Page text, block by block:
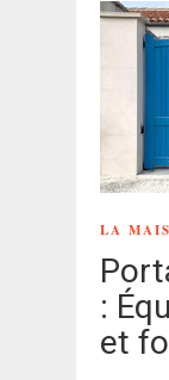
LA
:
et